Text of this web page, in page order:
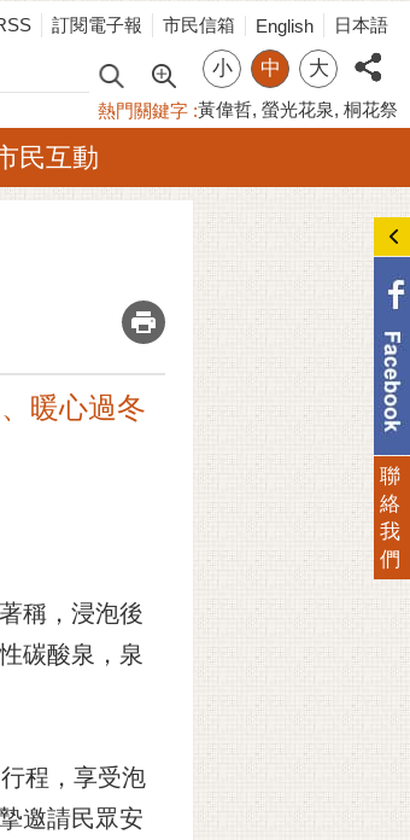
訂閱電子報 市民信箱 English 日本語
小 中 大
熱門關鍵字 黃偉哲 螢光花泉 桐花祭
民互動
_
暖心過冬
稱，浸泡後
碳酸泉，泉
程，享受泡
邀請民眾安
聯
絡
我
們